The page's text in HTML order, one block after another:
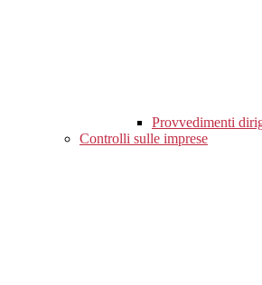
Provvedimenti
Controlli sulle imprese